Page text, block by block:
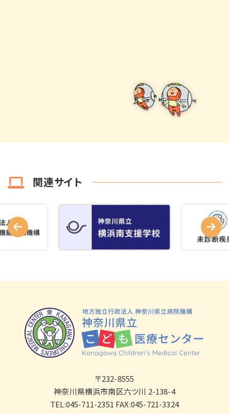
関連サイト
〒232-8555
神奈川県横浜市南区六ツ川 2-138-4
TEL:045-711-2351 FAX:045-721-3324